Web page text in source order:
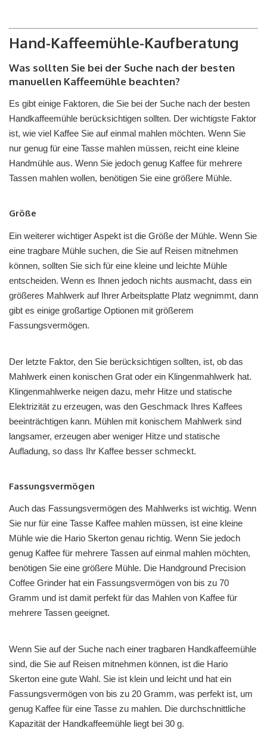
Hand-Kaffeemühle-Kaufberatung
Was sollten Sie bei der Suche nach der besten
manuellen Kaffeemühle beachten?
Es gibt einige Faktoren, die Sie bei der Suche nach der besten
Handkaffeemühle berücksichtigen sollten. Der wichtigste Faktor
ist, wie viel Kaffee Sie auf einmal mahlen möchten. Wenn Sie
nur genug für eine Tasse mahlen müssen, reicht eine kleine
Handmühle aus. Wenn Sie jedoch genug Kaffee für mehrere
Tassen mahlen wollen, benötigen Sie eine größere Mühle.
Größe
Ein weiterer wichtiger Aspekt ist die Größe der Mühle. Wenn Sie
eine tragbare Mühle suchen, die Sie auf Reisen mitnehmen
können, sollten Sie sich für eine kleine und leichte Mühle
entscheiden. Wenn es Ihnen jedoch nichts ausmacht, dass ein
größeres Mahlwerk auf Ihrer Arbeitsplatte Platz wegnimmt, dann
gibt es einige großartige Optionen mit größerem
Fassungsvermögen.
Der letzte Faktor, den Sie berücksichtigen sollten, ist, ob das
Mahlwerk einen konischen Grat oder ein Klingenmahlwerk hat.
Klingenmahlwerke neigen dazu, mehr Hitze und statische
Elektrizität zu erzeugen, was den Geschmack Ihres Kaffees
beeinträchtigen kann. Mühlen mit konischem Mahlwerk sind
langsamer, erzeugen aber weniger Hitze und statische
Aufladung, so dass Ihr Kaffee besser schmeckt.
Fassungsvermögen
Auch das Fassungsvermögen des Mahlwerks ist wichtig. Wenn
Sie nur für eine Tasse Kaffee mahlen müssen, ist eine kleine
Mühle wie die Hario Skerton genau richtig. Wenn Sie jedoch
genug Kaffee für mehrere Tassen auf einmal mahlen möchten,
benötigen Sie eine größere Mühle. Die Handground Precision
Coffee Grinder hat ein Fassungsvermögen von bis zu 70
Gramm und ist damit perfekt für das Mahlen von Kaffee für
mehrere Tassen geeignet.
Wenn Sie auf der Suche nach einer tragbaren Handkaffeemühle
sind, die Sie auf Reisen mitnehmen können, ist die Hario
Skerton eine gute Wahl. Sie ist klein und leicht und hat ein
Fassungsvermögen von bis zu 20 Gramm, was perfekt ist, um
genug Kaffee für eine Tasse zu mahlen. Die durchschnittliche
Kapazität der Handkaffeemühle liegt bei 30 g.